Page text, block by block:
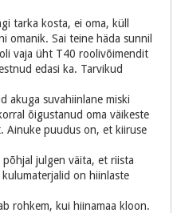
tarka kosta, ei oma, küll
omanik. Sai teine häda sunnil
vaja üht T40 roolivõimendit
edasi ka. Tarvikud
akuga suvahiinlane miski
õigustanud oma väikeste
Ainuke puudus on, et kiiruse
julgen väita, et riista
on hiinlaste
rohkem, kui hiinamaa kloon.